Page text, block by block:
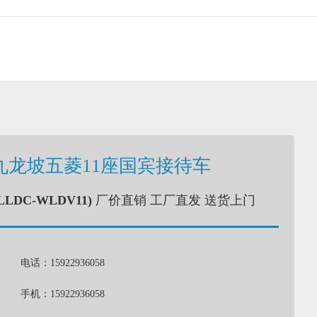
龙坡五菱11座国宾接待车
WLDV11)厂价直销 工厂直发 送货上门
电话：15922936058
手机：15922936058